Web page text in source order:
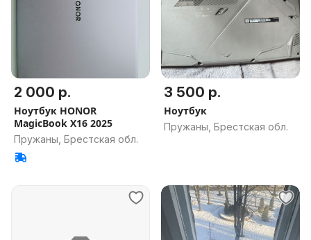
2 000 р.
Ноутбук HONOR
MagicBook X16 2025
Пружаны, Брестская обл.
3 500 р.
Ноутбук
Пружаны, Брестская обл.